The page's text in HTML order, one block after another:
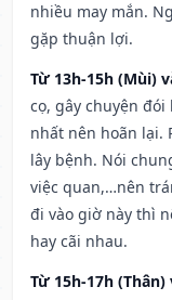
nhiều may mắn.
gặp thuận lợi.
Từ 13h-15h (Mùi)
cọ, gây chuyện
nhất nên hoãn lại.
lây bệnh. Nói
việc quan,…nên
đi vào giờ này thì
hay cãi nhau.
Từ 15h-17h